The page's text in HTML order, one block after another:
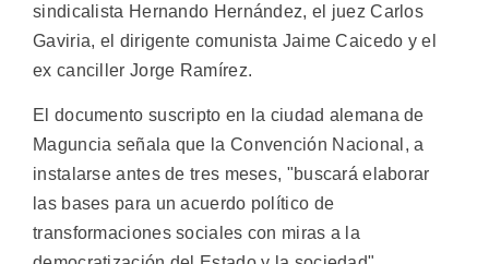
sindicalista Hernando Hernández, el juez Carlos
Gaviria, el dirigente comunista Jaime Caicedo y el
ex canciller Jorge Ramírez.
El documento suscripto en la ciudad alemana de
Maguncia señala que la Convención Nacional, a
instalarse antes de tres meses, "buscará elaborar
las bases para un acuerdo político de
transformaciones sociales con miras a la